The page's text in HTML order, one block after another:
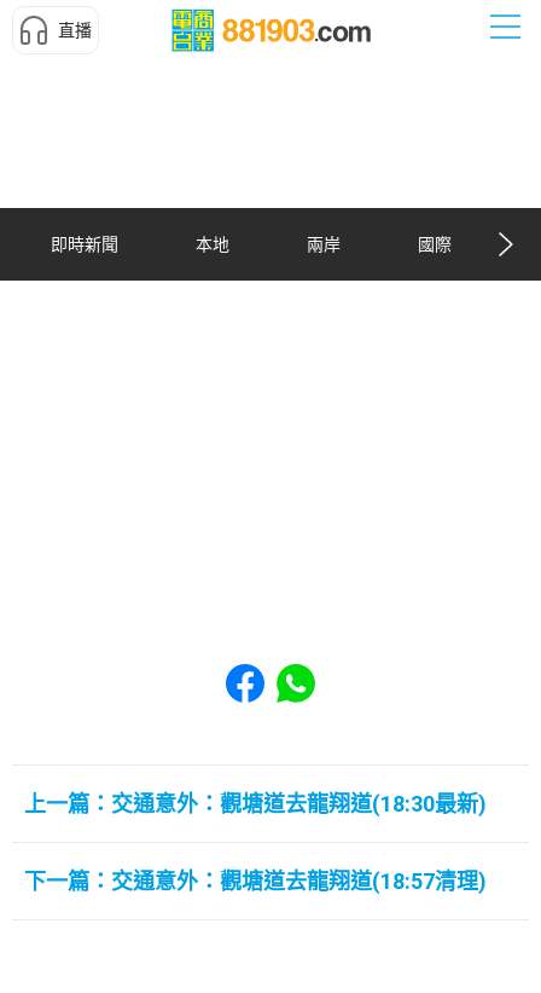
直播
即時新聞 本地 兩岸 國際
Share to Facebook
Share to WhatsApp
上一篇：交通意外：觀塘道去龍翔道(18:30最新)
下一篇：交通意外：觀塘道去龍翔道(18:57清理)